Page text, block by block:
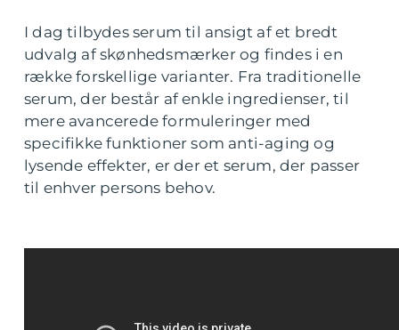
I dag tilbydes serum til ansigt af et bredt
udvalg af skønhedsmærker og findes i en
række forskellige varianter. Fra traditionelle
serum, der består af enkle ingredienser, til
mere avancerede formuleringer med
specifikke funktioner som anti-aging og
lysende effekter, er der et serum, der passer
til enhver persons behov.